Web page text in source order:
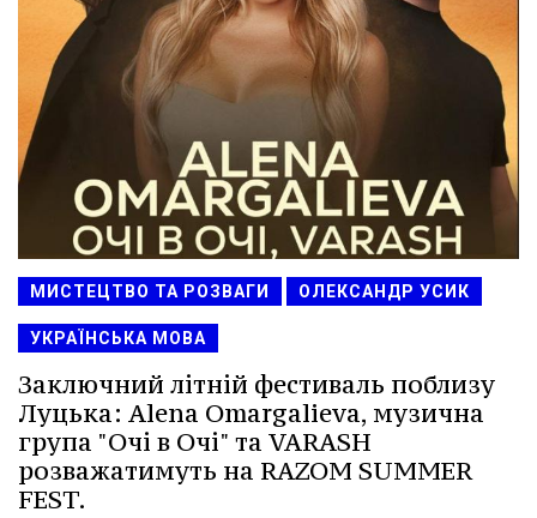
МИСТЕЦТВО ТА РОЗВАГИ ОЛЕКСАНДР УСИК
УКРАЇНСЬКА МОВА
Заключний літній фестиваль поблизу
Луцька: Alena Omargalieva, музична
група "Очі в Очі" та VARASH
розважатимуть на RAZOM SUMMER
FEST.